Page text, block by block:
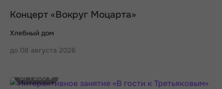
Концерт «Вокруг Моцарта»
Хлебный дом
до 08 августа 2026
от 1 200 ₽